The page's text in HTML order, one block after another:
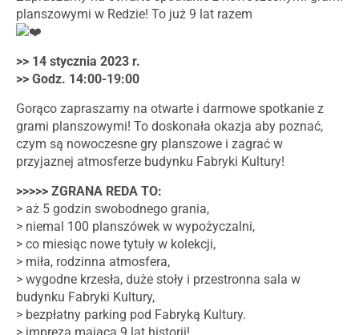
planszowymi w Redzie! To już 9 lat razem
>> 14 stycznia 2023 r.
>> Godz. 14:00-19:00
Gorąco zapraszamy na otwarte i darmowe spotkanie z
grami planszowymi! To doskonała okazja aby poznać,
czym są nowoczesne gry planszowe i zagrać w
przyjaznej atmosferze budynku Fabryki Kultury!
>>>>> ZGRANA REDA TO:
> aż 5 godzin swobodnego grania,
> niemal 100 planszówek w wypożyczalni,
> co miesiąc nowe tytuły w kolekcji,
> miła, rodzinna atmosfera,
> wygodne krzesła, duże stoły i przestronna sala w
budynku Fabryki Kultury,
> bezpłatny parking pod Fabryką Kultury.